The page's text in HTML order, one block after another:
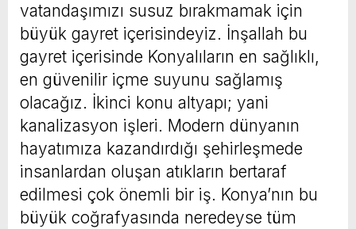
vatandaşımızı susuz bırakmamak için
büyük gayret içerisindeyiz. İnşallah bu
gayret içerisinde Konyalıların en sağlıklı,
en güvenilir içme suyunu sağlamış
olacağız. İkinci konu altyapı; yani
kanalizasyon işleri. Modern dünyanın
hayatımıza kazandırdığı şehirleşmede
insanlardan oluşan atıkların bertaraf
edilmesi çok önemli bir iş. Konya’nın bu
büyük coğrafyasında neredeyse tüm